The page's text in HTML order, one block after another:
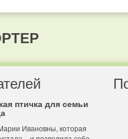
птичка для семьи
Ивановны, которая